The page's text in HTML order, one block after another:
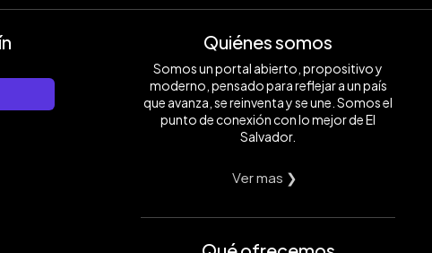
Quiénes somos
Somos un portal abierto, propositivo y
moderno, pensado para reflejar a un país
que avanza, se reinventa y se une. Somos el
punto de conexión con lo mejor de El
Salvador.
Ver mas ❯